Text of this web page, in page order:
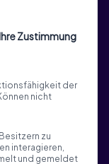
Zustimmung
der
nicht
zu
interagieren,
und gemeldet